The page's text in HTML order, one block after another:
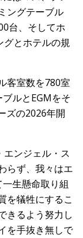
ングテーブル
台、そしてホ
グとホテルの規
客室数を780室
ルとEGMをそ
ズの2026年開
ンジェル・ス
らず、我々はエ
生懸命取り組
を犠牲にするこ
きるよう努力し
を手抜き無しで